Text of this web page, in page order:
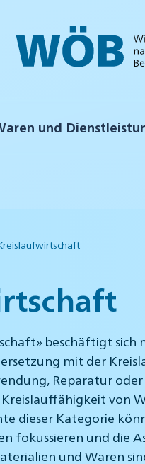
und
beschäftigt
mit der
Reparatur
von
dieser Kategorie
fokussieren und
und Waren